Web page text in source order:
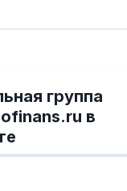
группа
в